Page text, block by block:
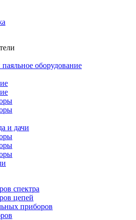
спектра
цепей
приборов